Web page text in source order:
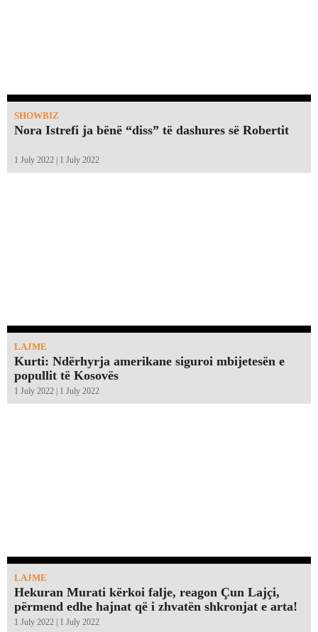
SHOWBIZ
Nora Istrefi ja bënë “diss” të dashures së Robertit
1 July 2022 | 1 July 2022
LAJME
Kurti: Ndërhyrja amerikane siguroi mbijetesën e
popullit të Kosovës
1 July 2022 | 1 July 2022
LAJME
Hekuran Murati kërkoi falje, reagon Çun Lajçi,
përmend edhe hajnat që i zhvatën shkronjat e arta!￼
1 July 2022 | 1 July 2022